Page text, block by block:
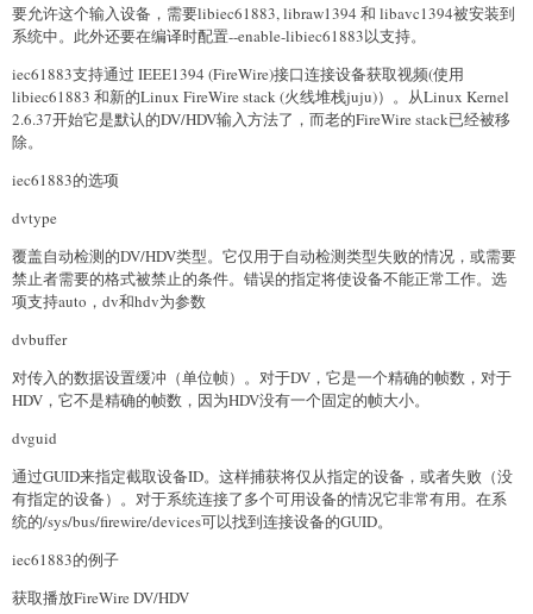
要允许这个输入设备，需要libiec61883, libraw1394 和 libavc1394被安装到
系统中。此外还要在编译时配置--enable-libiec61883以支持。
iec61883支持通过 IEEE1394 (FireWire)接口连接设备获取视频(使用
libiec61883 和新的Linux FireWire stack (火线堆栈juju)）。从Linux Kernel
2.6.37开始它是默认的DV/HDV输入方法了，而老的FireWire stack已经被移
除。
iec61883的选项
dvtype
覆盖自动检测的DV/HDV类型。它仅用于自动检测类型失败的情况，或需要
禁止者需要的格式被禁止的条件。错误的指定将使设备不能正常工作。选
项支持auto，dv和hdv为参数
dvbuffer
对传入的数据设置缓冲（单位帧）。对于DV，它是一个精确的帧数，对于
HDV，它不是精确的帧数，因为HDV没有一个固定的帧大小。
dvguid
通过GUID来指定截取设备ID。这样捕获将仅从指定的设备，或者失败（没
有指定的设备）。对于系统连接了多个可用设备的情况它非常有用。在系
统的/sys/bus/firewire/devices可以找到连接设备的GUID。
iec61883的例子
获取播放FireWire DV/HDV